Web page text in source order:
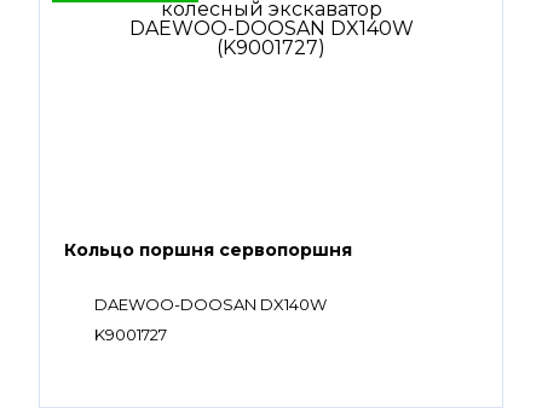
Кольцо поршня сервопоршня
DAEWOO-DOOSAN DX140W
K9001727